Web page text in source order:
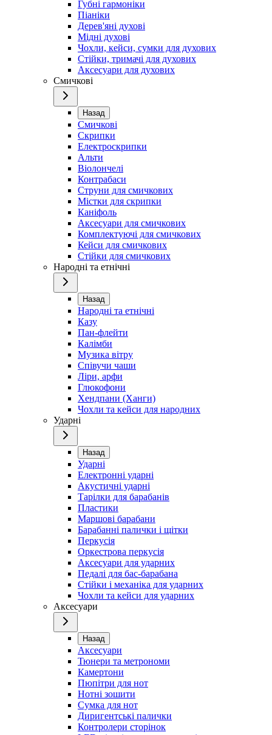
Губні гармоніки
Піаніки
Дерев'яні духові
Мідні духові
Чохли, кейси, сумки для духових
Стійки, тримачі для духових
Аксесуари для духових
Смичкові
Назад
Смичкові
Скрипки
Електроскрипки
Альти
Віолончелі
Контрабаси
Струни для смичкових
Містки для скрипки
Каніфоль
Аксесуари для смичкових
Комплектуючі для смичкових
Кейси для смичкових
Стійки для смичкових
Народні та етнічні
Назад
Народні та етнічні
Казу
Пан-флейти
Калімби
Музика вітру
Співучи чаши
Ліри, арфи
Глюкофони
Хендпани (Ханги)
Чохли та кейси для народних
Ударні
Назад
Ударні
Електронні ударні
Акустичні ударні
Тарілки для барабанів
Пластики
Маршові барабани
Барабанні палички і щітки
Перкусія
Оркестрова перкусія
Аксесуари для ударних
Педалі для бас-барабана
Стійки і механіка для ударних
Чохли та кейси для ударних
Аксесуари
Назад
Аксесуари
Тюнери та метрономи
Камертони
Пюпітри для нот
Нотні зошити
Сумка для нот
Диригентські палички
Контролери сторінок